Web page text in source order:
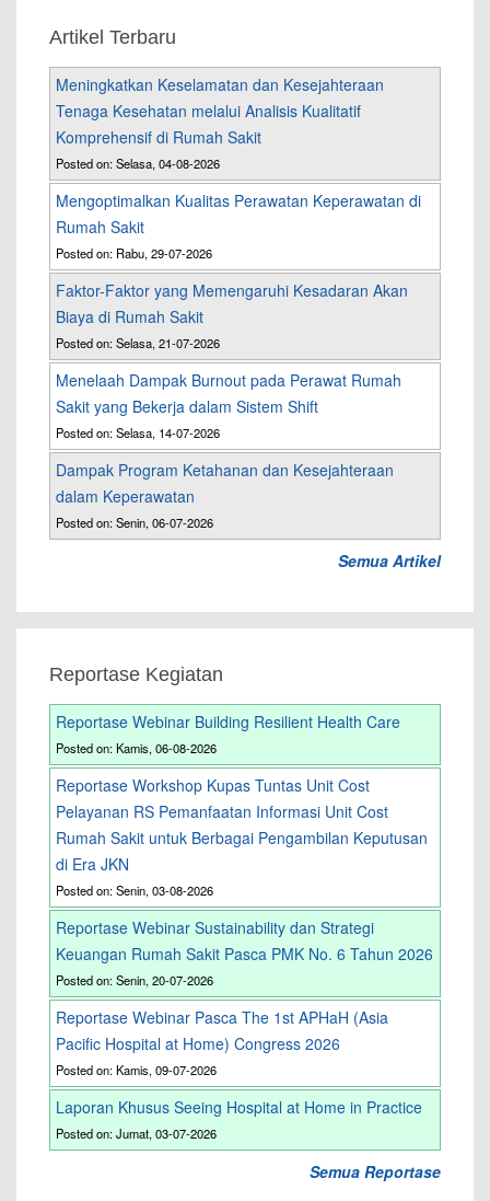
Artikel Terbaru
Meningkatkan Keselamatan dan Kesejahteraan
Tenaga Kesehatan melalui Analisis Kualitatif
Komprehensif di Rumah Sakit
Posted on: Selasa, 04-08-2026
Mengoptimalkan Kualitas Perawatan Keperawatan di
Rumah Sakit
Posted on: Rabu, 29-07-2026
Faktor-Faktor yang Memengaruhi Kesadaran Akan
Biaya di Rumah Sakit
Posted on: Selasa, 21-07-2026
Menelaah Dampak Burnout pada Perawat Rumah
Sakit yang Bekerja dalam Sistem Shift
Posted on: Selasa, 14-07-2026
Dampak Program Ketahanan dan Kesejahteraan
dalam Keperawatan
Posted on: Senin, 06-07-2026
Semua Artikel
Reportase Kegiatan
Reportase Webinar Building Resilient Health Care
Posted on: Kamis, 06-08-2026
Reportase Workshop Kupas Tuntas Unit Cost
Pelayanan RS Pemanfaatan Informasi Unit Cost
Rumah Sakit untuk Berbagai Pengambilan Keputusan
di Era JKN
Posted on: Senin, 03-08-2026
Reportase Webinar Sustainability dan Strategi
Keuangan Rumah Sakit Pasca PMK No. 6 Tahun 2026
Posted on: Senin, 20-07-2026
Reportase Webinar Pasca The 1st APHaH (Asia
Pacific Hospital at Home) Congress 2026
Posted on: Kamis, 09-07-2026
Laporan Khusus Seeing Hospital at Home in Practice
Posted on: Jumat, 03-07-2026
Semua Reportase